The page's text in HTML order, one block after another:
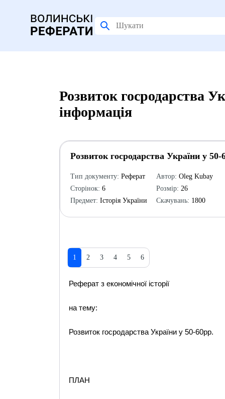
Розвиток госродарства
інформація
Розвиток госродарства України у 50-
Тип документу: Реферат
Сторінок: 6
Предмет: Історія України
Автор: Oleg Kubay
Розмір: 26
Скачувань: 1800
1 2 3 4 5 6
Реферат з економічної історії
на тему:
Розвиток госродарства України у 50-60рр.
ПЛАН